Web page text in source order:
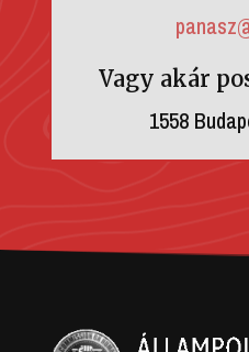
Vagy akár
1558